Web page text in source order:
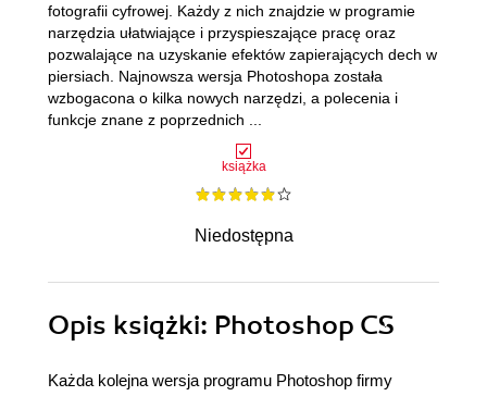
książka
Niedostępna
fotografii cyfrowej. Każdy z nich znajdzie w programie
narzędzia ułatwiające i przyspieszające pracę oraz
pozwalające na uzyskanie efektów zapierających dech w
piersiach. Najnowsza wersja Photoshopa została
wzbogacona o kilka nowych narzędzi, a polecenia i
funkcje znane z poprzednich ...
Opis książki: Photoshop CS
Każda kolejna wersja programu Photoshop firmy